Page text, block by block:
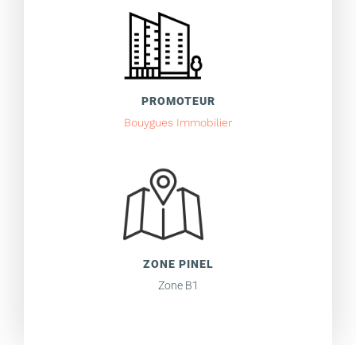
PROMOTEUR
Bouygues Immobilier
ZONE PINEL
Zone B1